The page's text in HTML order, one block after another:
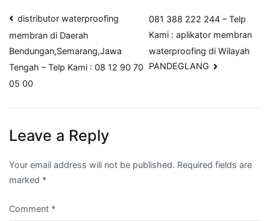
Post
navigation
distributor waterproofing
membran di Daerah
Bendungan,Semarang,Jawa
Tengah – Telp Kami : 08 12 90 70
05 00
081 388 222 244 – Telp
Kami : aplikator membran
waterproofing di Wilayah
PANDEGLANG
Leave a Reply
Your email address will not be published. Required fields are
marked *
Comment *